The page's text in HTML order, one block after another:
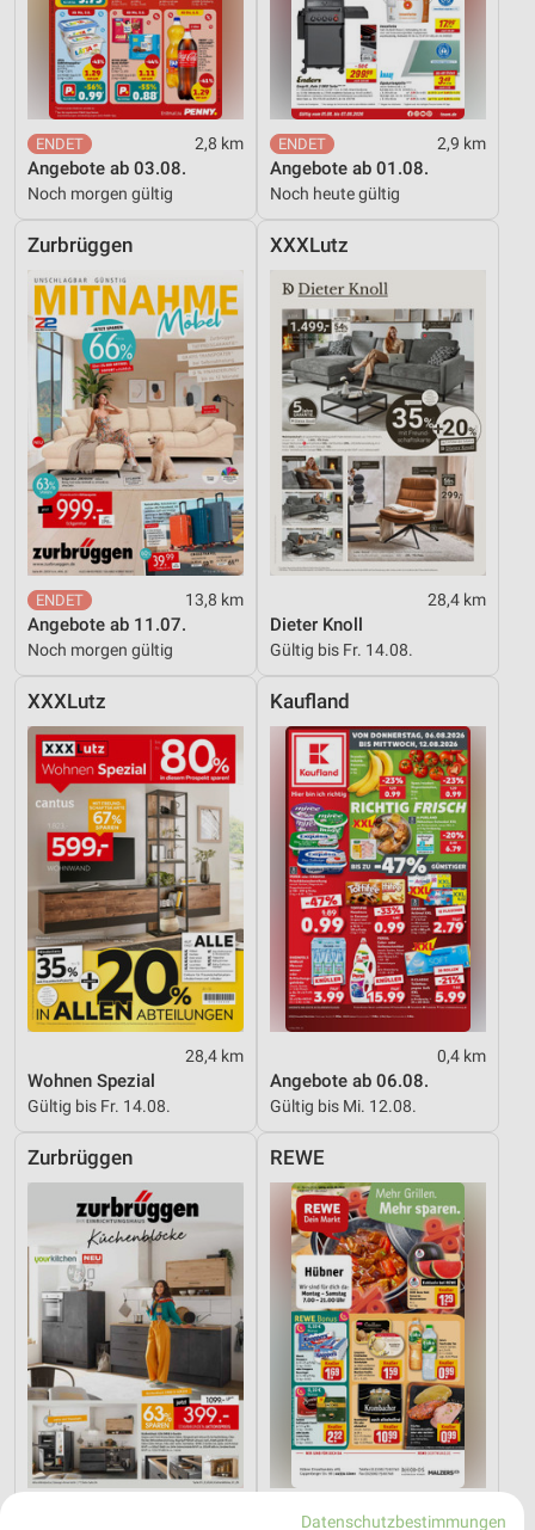
2,8 km
Angebote ab 03.08.
Noch morgen gültig
2,9 km
Angebote ab 01.08.
Noch heute gültig
Zurbrüggen
13,8 km
Angebote ab 11.07.
Noch morgen gültig
XXXLutz
28,4 km
Dieter Knoll
Gültig bis Fr. 14.08.
XXXLutz
28,4 km
Wohnen Spezial
Gültig bis Fr. 14.08.
Kaufland
0,4 km
Angebote ab 06.08.
Gültig bis Mi. 12.08.
Zurbrüggen REWE
Datenschutzbestimmungen